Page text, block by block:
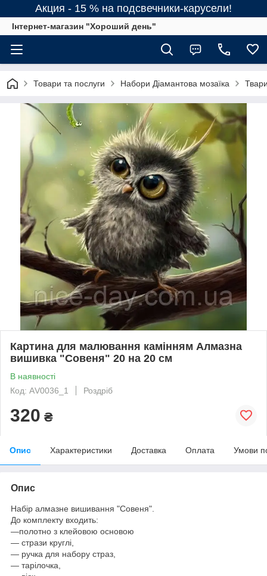
Акция - 15 % на подсвечники-карусели!
Інтернет-магазин "Хороший день"
Товари та послуги Набори Діамантова мозаїка
Картина для малювання камінням Алмазна
вишивка "Совеня" 20 на 20 см
В наявності
Код: АV0036_1
Роздріб
320 ₴
Опис Характеристики Доставка Оплата Умови
Опис
Набір алмазне вишивання "Совеня".
До комплекту входить:
―полотно з клейовою основою
― стрази круглі,
― ручка для набору страз,
— тарілочка,